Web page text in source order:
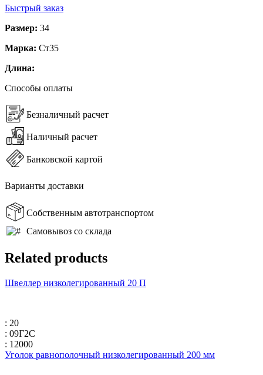
Быстрый заказ
Размер: 34
Марка: Ст35
Длина:
Способы оплаты
Безналичный расчет
Наличный расчет
Банковской картой
Варианты доставки
Собственным автотранспортом
Самовывоз со склада
Related products
Швеллер низколегированный 20 П
: 20
: 09Г2С
: 12000
Уголок равнополочный низколегированный 200 мм